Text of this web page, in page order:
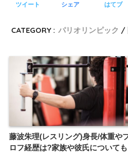
ツイート シェア はてブ
CATEGORY : パリオリンピック
藤波朱理(レスリング)身長/体重や
ロフ経歴は?家族や彼氏についても